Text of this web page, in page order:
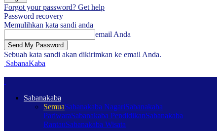
Forgot your password? Get help
Password recovery
Memulihkan kata sandi anda
email Anda
Sebuah kata sandi akan dikirimkan ke email Anda.
SabanaKaba
Sabanakaba
SemuaSabanakaba NagariSabanakaba
PariwaraSabanakaba PendidikanSabanakaba
RantauSabanakaba Wisata